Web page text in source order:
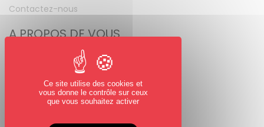
Contactez-nous
A PROPOS DE VOUS
Mot de passe perdu
NOUS SUIVRE
Ce site utilise des cookies et
vous donne le contrôle sur ceux
que vous souhaitez activer